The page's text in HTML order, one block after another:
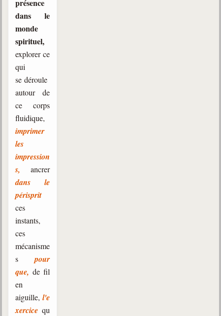
présence
dans le
monde
spirituel,
explorer ce
qui
se déroule
autour de
ce corps
fluidique,
imprimer
les
impression
s, ancrer
dans le
périsprit
ces
instants,
ces
mécanisme
s pour
que, de fil
en
aiguille, l'e
xercice qu